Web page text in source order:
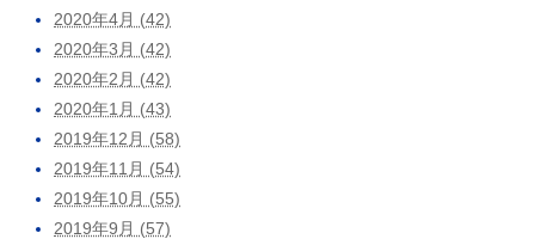
2020年4月 (42)
2020年3月 (42)
2020年2月 (42)
2020年1月 (43)
2019年12月 (58)
2019年11月 (54)
2019年10月 (55)
2019年9月 (57)